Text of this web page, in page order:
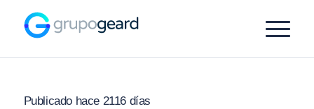
Publicado hace 2116 días